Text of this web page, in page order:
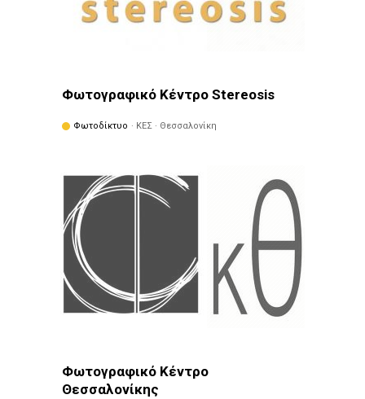
Φωτογραφικό Κέντρο Stereosis
Φωτοδίκτυο · ΚΕΣ · Θεσσαλονίκη
Φωτογραφικό Κέντρο
Θεσσαλονίκης